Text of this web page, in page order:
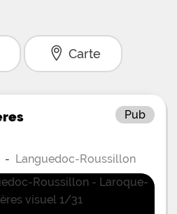
Carte
Pub
- Languedoc-Roussillon